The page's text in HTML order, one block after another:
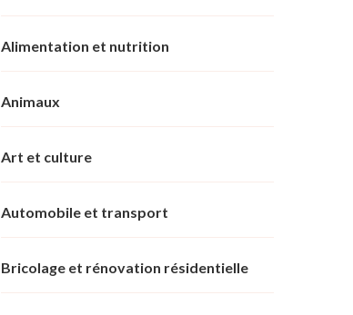
Alimentation et nutrition
Animaux
Art et culture
Automobile et transport
Bricolage et rénovation résidentielle